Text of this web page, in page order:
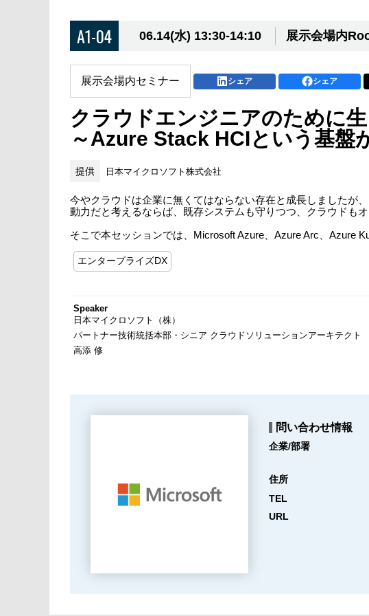
A1-04 06.14(水) 13:30-14:10 展示会場内
展示会場内セミナー シェア シェア
クラウドエンジニアのために
～Azure Stack HCIという基盤
提供 日本マイクロソフト株式会社
今やクラウドは企業に無くてはならない存在と成長しましたが
動力だと考えるならば、既存システムも守りつつ、クラウドも
そこで本セッションでは、Microsoft Azure、Azure Arc、Azure
エンタープライズDX
Speaker
日本マイクロソフト（株）
パートナー技術統括本部・シニア クラウドソリューションアーキテクト
高添 修
問い合わせ情報
企業/部署
住所
TEL
URL